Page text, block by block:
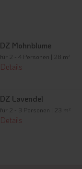
DZ Mohnblume
für 2 - 4 Personen | 28 m²
Details
DZ Lavendel
für 2 - 3 Personen | 23 m²
Details